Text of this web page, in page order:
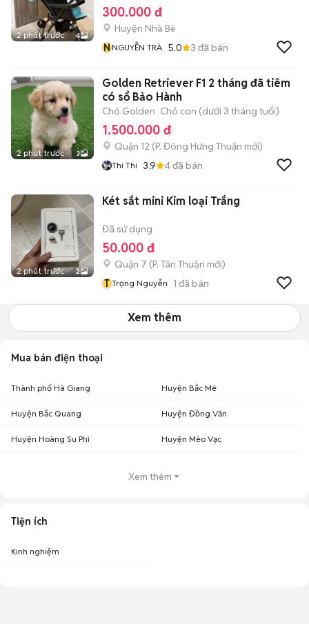
2 phút trước 4
300.000 đ
Huyện Nhà Bè
NNGUYỄN TRÀ 5.0 3 đã bán
2 phút trước 3
Golden Retriever F1 2 tháng đã tiêm
có sổ Bảo Hành
Chó Golden Chó con (dưới 3 tháng tuổi)
1.500.000 đ
Quận 12 (P. Đông Hưng Thuận mới)
Thi Thi 3.9 4đã bán
2 phút trước 2
Két sắt mini Kim loại Trắng
Đã sử dụng
50.000 đ
Quận 7 (P. Tân Thuận mới)
T Trọng Nguyễn 1 đã bán
Xem thêm
Mua bán điện thoại
Thành phố Hà Giang Huyện Bắc Mê
Huyện Bắc Quang Huyện Đồng Văn
Huyện Hoàng Su Phì Huyện Mèo Vạc
Xem thêm
Tiện ích
Kinh nghiệm